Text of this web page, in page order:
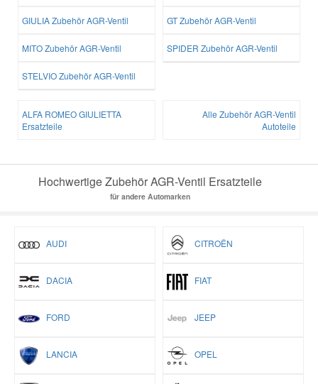
GIULIA Zubehör AGR-Ventil GT Zubehör AGR-Ventil
MITO Zubehör AGR-Ventil SPIDER Zubehör AGR-Ventil
STELVIO Zubehör AGR-Ventil
ALFA ROMEO GIULIETTA
Ersatzteile
Alle Zubehör AGR-Ventil
Autoteile
Hochwertige Zubehör AGR-Ventil Ersatzteile
für andere Automarken
AUDI CITROËN
DACIA FIAT
FORD JEEP
LANCIA OPEL